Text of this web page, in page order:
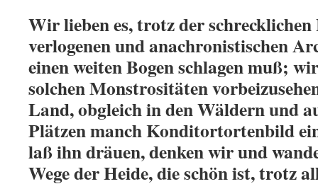
Wir lieben es, trotz der
verlogenen und anachronistischen
einen weiten Bogen schlagen muß;
solchen Monstrositäten
Land, obgleich in den Wäldern und
Plätzen manch Konditortortenbild
laß ihn dräuen, denken wir und
Wege der Heide, die schön ist, trotz